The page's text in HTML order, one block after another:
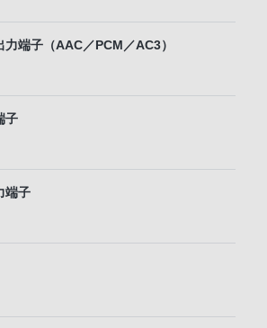
端子（AAC／PCM／AC3）
子
端子